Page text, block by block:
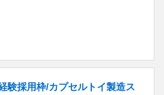
験採用枠/カプセルトイ製造ス